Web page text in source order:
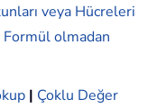
veya Hücreleri
Formül olmadan
| Çoklu Değer